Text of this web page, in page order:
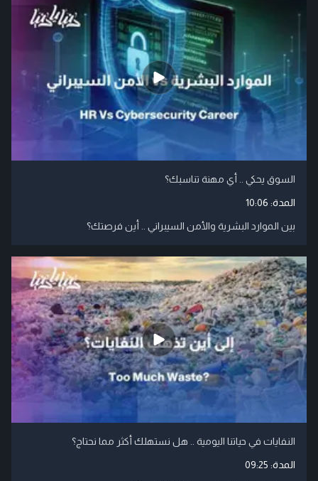
السوق يحكي .. أي مهنة تناسبك؟
المدة: 10:06
بين الموارد البشرية والأمن السيبراني .. أين فرصتك؟
النفايات في حياتنا اليومية .. هل نستهلك أكثر مما نحتاج؟
المدة: 09:25